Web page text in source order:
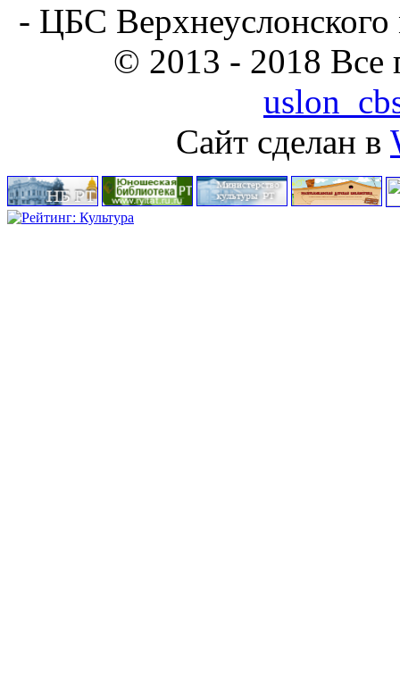
- ЦБС
© 2013 - 2018
Сайт сделан в